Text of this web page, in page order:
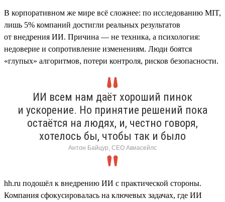
В корпоративном же мире всё сложнее: по исследованию MIT,
лишь 5% компаний достигли реальных результатов
от внедрения ИИ. Причина — не техника, а психология:
недоверие и сопротивление изменениям. Люди боятся
«глупых» алгоритмов, потери контроля, рисков безопасности.
ИИ всем нам даёт хороший пинок
и ускорение. Но принятие решений пока
остаётся на людях, и, честно говоря,
хотелось бы, чтобы так и было
Антон Байцур, CEO Авиасейлс
hh.ru подошёл к внедрению ИИ с практической стороны.
Компания сфокусировалась на ключевых задачах, где ИИ